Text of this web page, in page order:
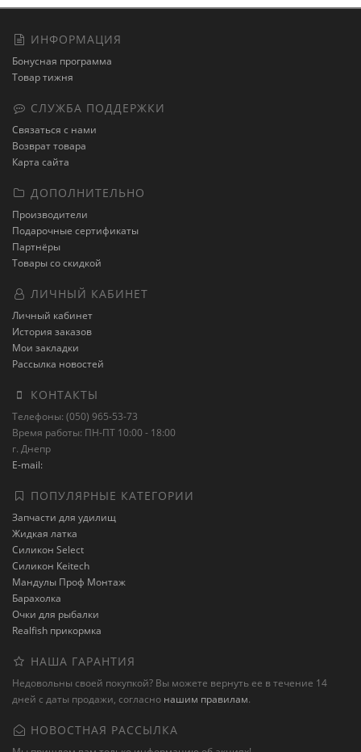
ИНФОРМАЦИЯ
Бонусная программа
Товар тижня
СЛУЖБА ПОДДЕРЖКИ
Связаться с нами
Возврат товара
Карта сайта
ДОПОЛНИТЕЛЬНО
Производители
Подарочные сертификаты
Партнёры
Товары со скидкой
ЛИЧНЫЙ КАБИНЕТ
Личный кабинет
История заказов
Мои закладки
Рассылка новостей
КОНТАКТЫ
Телефоны: (050) 965-53-73
Время работы: ПН-ПТ 10:00 - 18:00
г. Днепр
E-mail:
ПОПУЛЯРНЫЕ КАТЕГОРИИ
Запчасти для удилищ
Жидкая латка
Силикон Select
Силикон Keitech
Мандулы Проф Монтаж
Барахолка
Очки для рыбалки
Realfish прикормка
НАША ГАРАНТИЯ
Недовольны своей покупкой? Вы можете вернуть ее в течение 14
дней с даты продажи, согласно нашим правилам.
НОВОСТНАЯ РАССЫЛКА